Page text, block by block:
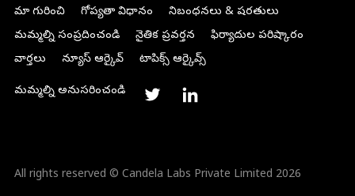
మా గురించి గోప్యతా విధానం
నిబంధనలు & షరతులు
మమ్మల్ని సంప్రదించండి
నైతిక ప్రవర్తన
ఫిర్యాదుల పరిష్కారం
వార్తలు
న్యూస్ ఆర్కైవ్ టాపిక్స్ ఆర్కైవ్స్
మమ్మల్ని అనుసరించండి
All rights reserved © Candela Labs Private Limited 2026